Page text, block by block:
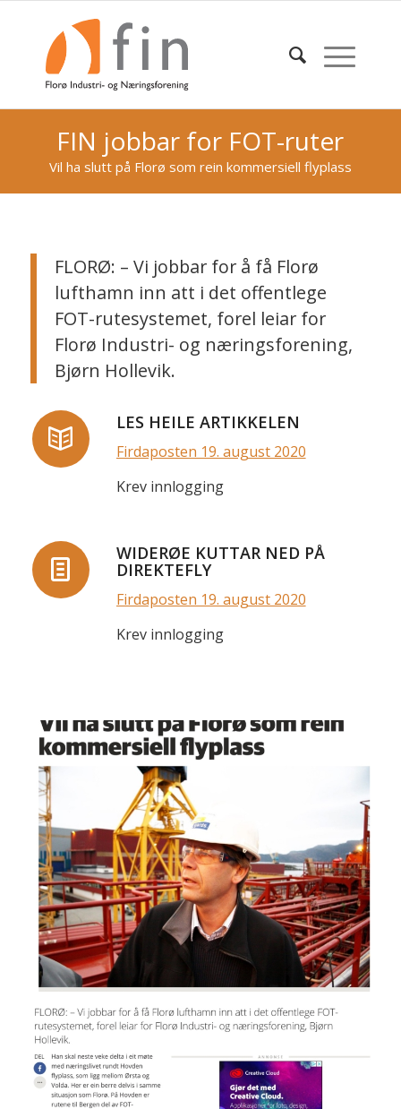
FIN jobbar for FOT-ruter
Vil ha slutt på Florø som rein kommersiell flyplass
FLORØ: – Vi jobbar for å få Florø
lufthamn inn att i det offentlege
FOT-rutesystemet, forel leiar for
Florø Industri- og næringsforening,
Bjørn Hollevik.
LES HEILE ARTIKKELEN
Firdaposten 19. august 2020
Krev innlogging
WIDERØE KUTTAR NED PÅ
DIREKTEFLY
Firdaposten 19. august 2020
Krev innlogging